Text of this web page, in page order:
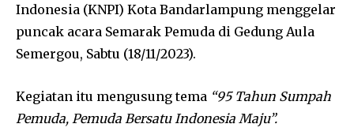
Indonesia (KNPI) Kota Bandarlampung menggelar
puncak acara Semarak Pemuda di Gedung Aula
Semergou, Sabtu (18/11/2023).
Kegiatan itu mengusung tema “95 Tahun Sumpah
Pemuda, Pemuda Bersatu Indonesia Maju”.